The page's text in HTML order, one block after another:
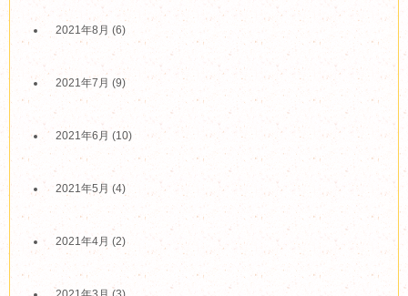
2021年8月 (6)
2021年7月 (9)
2021年6月 (10)
2021年5月 (4)
2021年4月 (2)